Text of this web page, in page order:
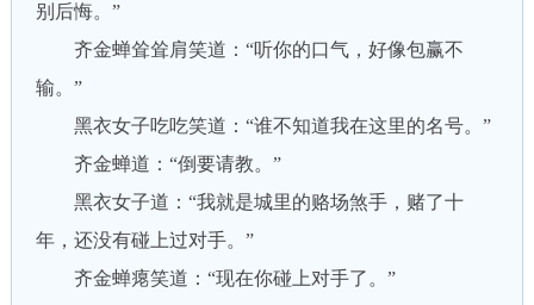
别后悔。”
齐金蝉耸耸肩笑道：“听你的口气，好像包赢不
输。”
黑衣女子吃吃笑道：“谁不知道我在这里的名号。”
齐金蝉道：“倒要请教。”
黑衣女子道：“我就是城里的赂场煞手，赌了十
年，还没有碰上过对手。”
齐金蝉瘪笑道：“现在你碰上对手了。”